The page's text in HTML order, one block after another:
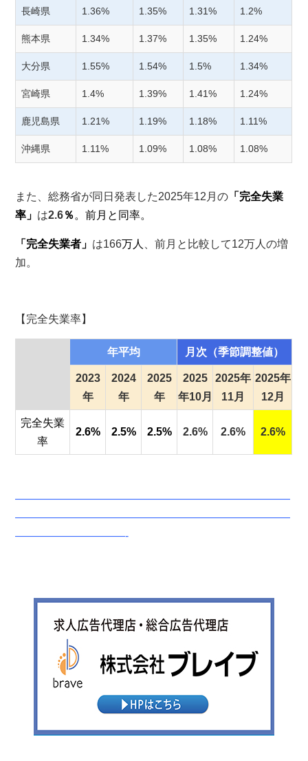
長崎県 1.36% 1.35% 1.31% 1.2%
熊本県 1.34% 1.37% 1.35% 1.24%
大分県 1.55% 1.54% 1.5% 1.34%
宮崎県 1.4% 1.39% 1.41% 1.24%
鹿児島県 1.21% 1.19% 1.18% 1.11%
沖縄県 1.11% 1.09% 1.08% 1.08%
また、総務省が同日発表した2025年12月の 「完全失業
率」 は2.6％ 。前月と同率。
「完全失業者」 は166万人
、前月と比較して12万人の増
加。
【完全失業率】
年平均 月次（季節調整値）
2023
年
2024
年
2025
年
2025
年10月
2025年
11月
2025年
12月
完全失業
率
2.6% 2.5% 2.5% 2.6% 2.6% 2.6%
—————————————————————————
—————————————————————————
——————————-